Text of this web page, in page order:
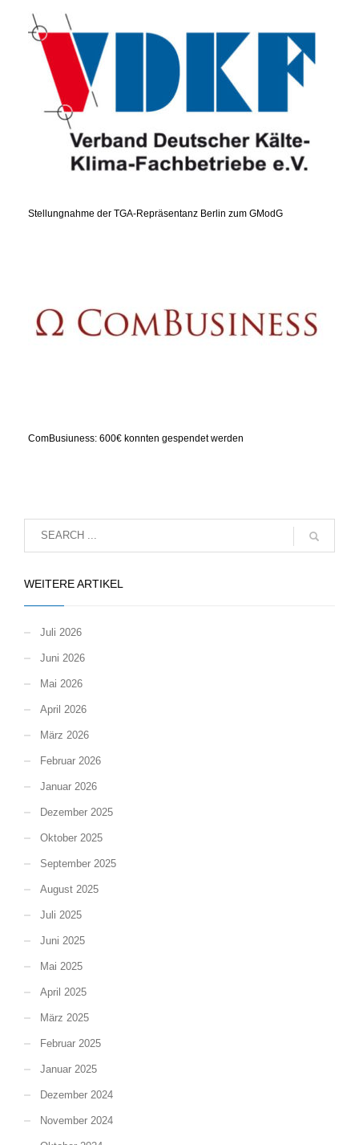
Stellungnahme der TGA-Repräsentanz Berlin zum GModG
ComBusiuness: 600€ konnten gespendet werden
WEITERE ARTIKEL
Juli 2026
Juni 2026
Mai 2026
April 2026
März 2026
Februar 2026
Januar 2026
Dezember 2025
Oktober 2025
September 2025
August 2025
Juli 2025
Juni 2025
Mai 2025
April 2025
März 2025
Februar 2025
Januar 2025
Dezember 2024
November 2024